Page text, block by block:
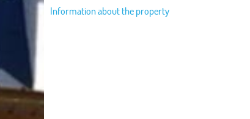
Information about the property